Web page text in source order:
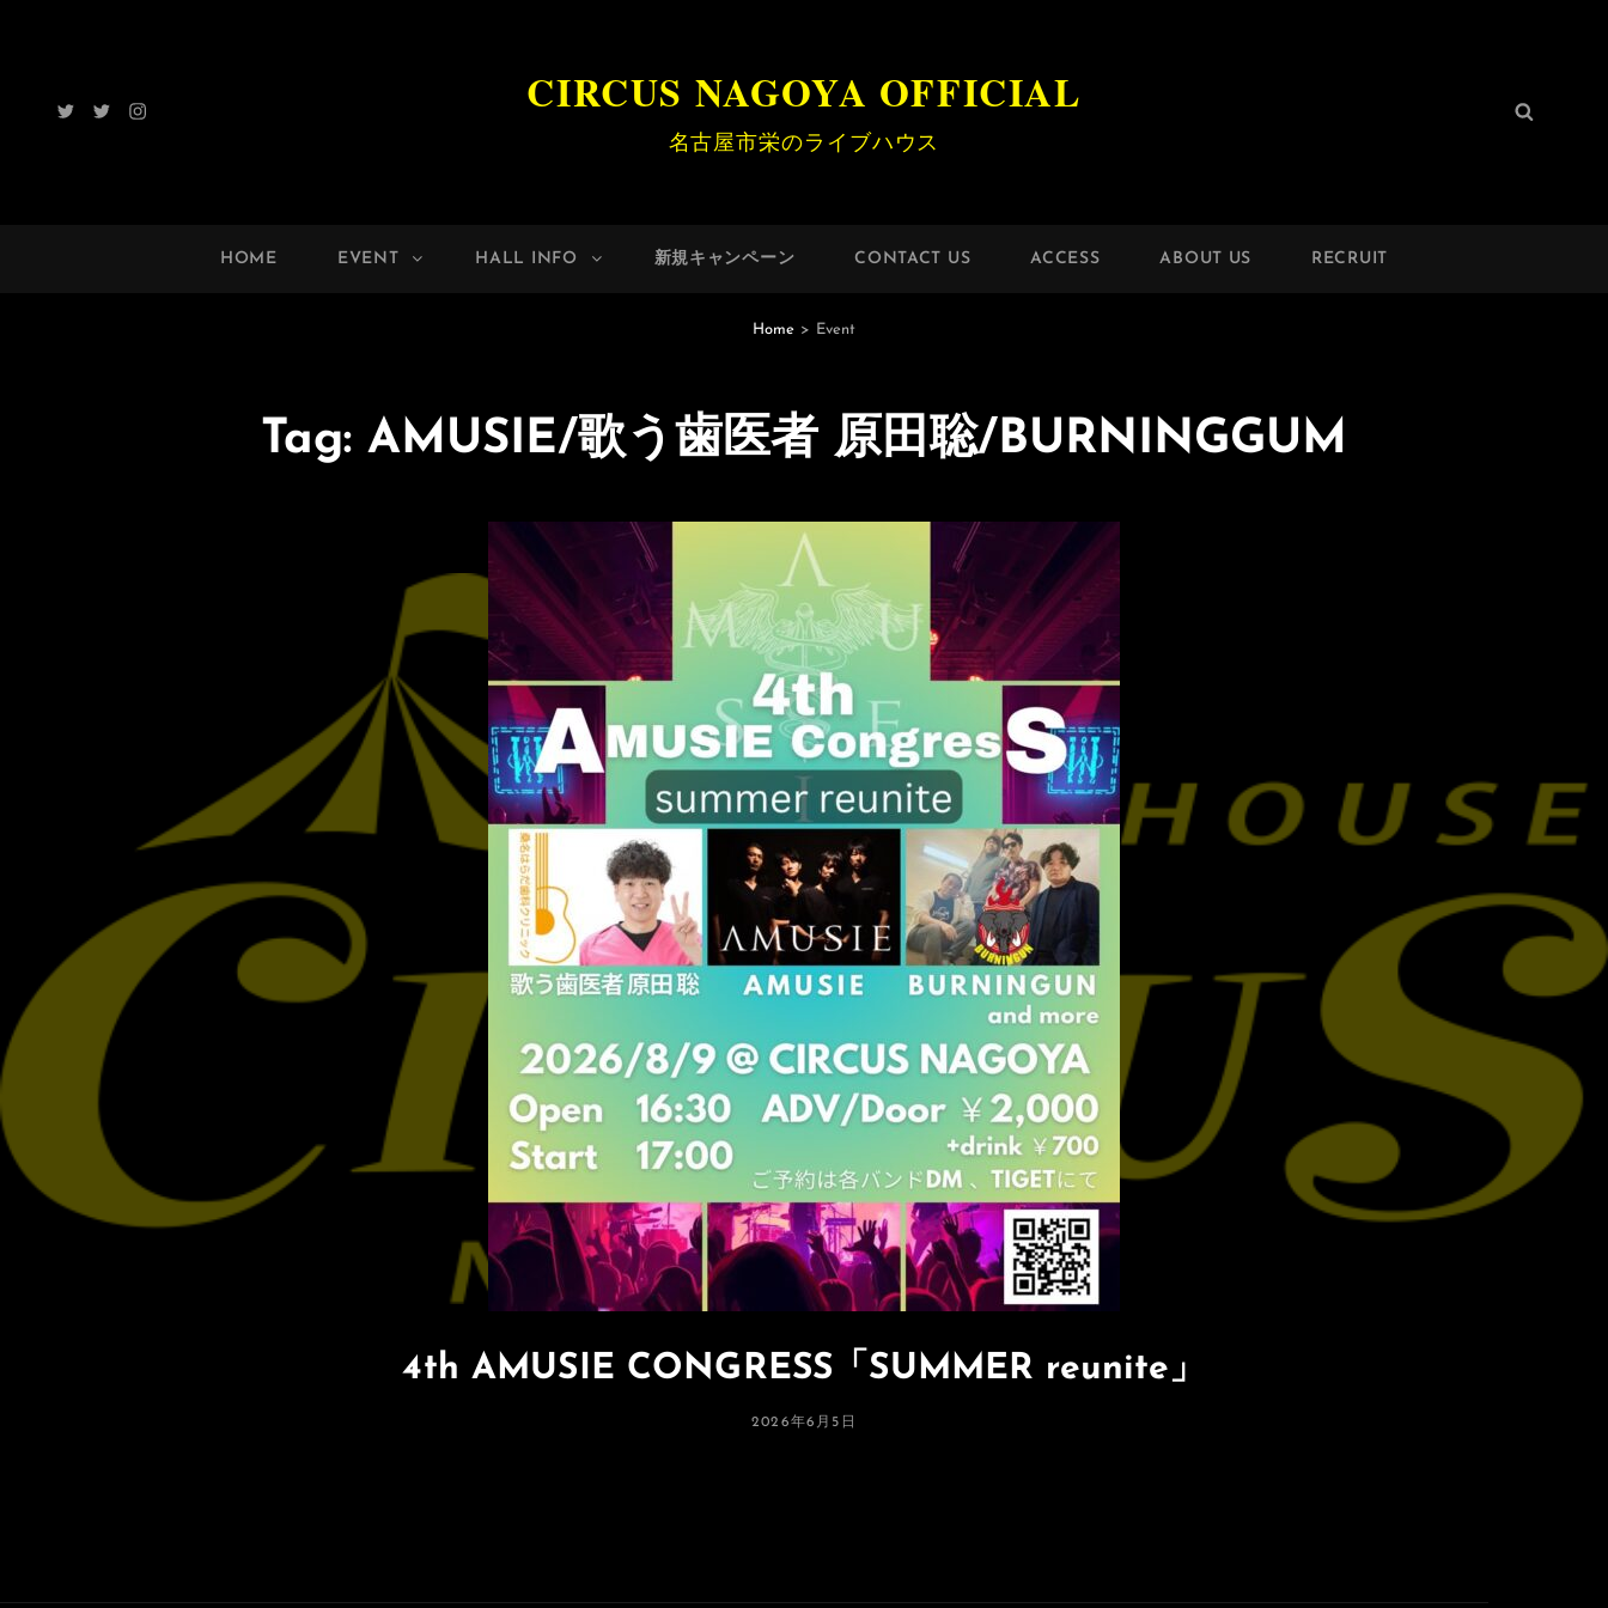
TwitterRadioInstagram CIRCUS NAGOYA OFFICIAL
名古屋市栄のライブハウス
検
HOME EVENT HALL INFO 新規キャンペーン CONTACT US ACCESS ABOUT US RECRUIT
Home > Event
Tag: AMUSIE/歌う歯医者 原田聡/BURNINGGUM
4th AMUSIE CONGRESS「SUMMER reunite」
投
2026年6月5日